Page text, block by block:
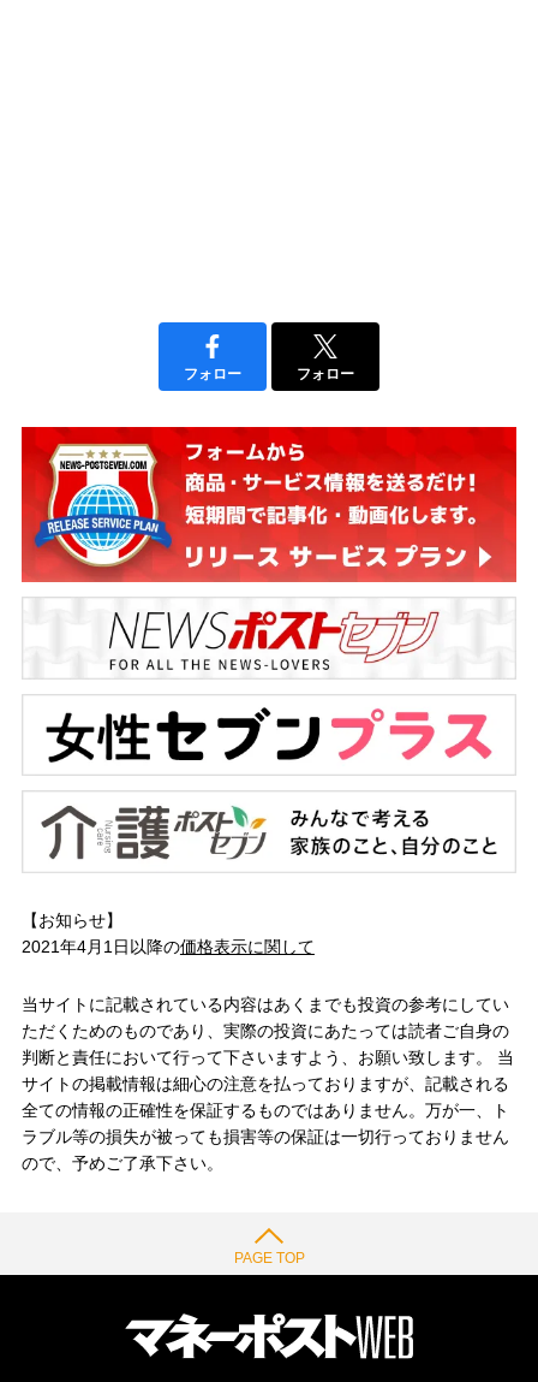
フォロー フォロー
【お知らせ】
2021年4月1日以降の価格表示に関して
当サイトに記載されている内容はあくまでも投資の参考にしてい
ただくためのものであり、実際の投資にあたっては読者ご自身の
判断と責任において行って下さいますよう、お願い致します。 当
サイトの掲載情報は細心の注意を払っておりますが、記載される
全ての情報の正確性を保証するものではありません。万が一、ト
ラブル等の損失が被っても損害等の保証は一切行っておりません
ので、予めご了承下さい。
PAGE TOP